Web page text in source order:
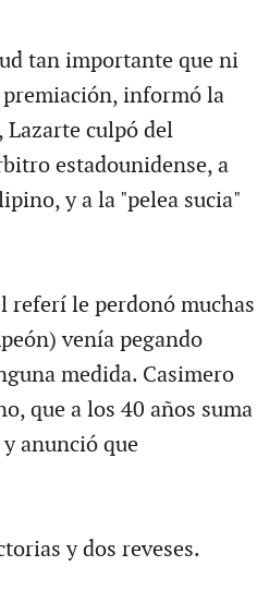
tan importante que ni
informó la
Lazarte culpó del
estadounidense, a
y a la "pelea sucia"
referí le perdonó muchas
venía pegando
medida. Casimero
que a los 40 años suma
anunció que
y dos reveses.